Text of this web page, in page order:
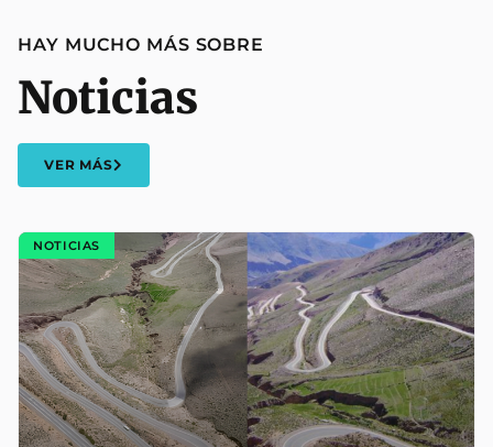
HAY MUCHO MÁS SOBRE
Noticias
VER MÁS
NOTICIAS